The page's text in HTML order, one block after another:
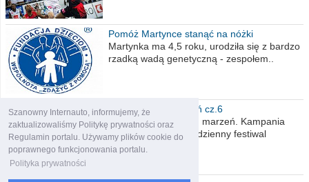
Szanowny Internauto, informujemy, że
zaktualizowaliśmy Politykę prywatności oraz
Regulamin portalu. Używamy plików cookie do
poprawnego funkcjonowania portalu.
Polityka prywatności
Pomóż Martynce stanąć na nóżki
Martynka ma 4,5 roku, urodziła się z bardzo
rzadką wadą genetyczną - zespołem..
Polska moich marzeń cz.6
Nadszedł kres moich marzeń. Kampania
wyborcza czyli niecodzienny festiwal
obietnic,..